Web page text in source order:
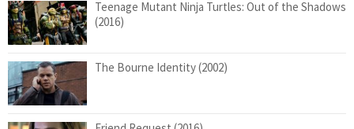
Teenage Mutant Ninja Turtles: Out of the Shadows
(2016)
The Bourne Identity (2002)